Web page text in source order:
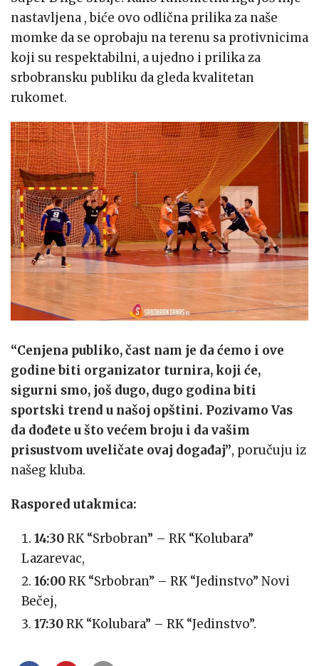
nastavljena , biće ovo odlična prilika za naše
momke da se oprobaju na terenu sa protivnicima
koji su respektabilni, a ujedno i prilika za
srbobransku publiku da gleda kvalitetan
rukomet.
“Cenjena publiko, čast nam je da ćemo i ove
godine biti organizator turnira, koji će,
sigurni smo, još dugo, dugo godina biti
sportski trend u našoj opštini. Pozivamo Vas
da dođete u što većem broju i da vašim
prisustvom uveličate ovaj događaj”, poručuju iz
našeg kluba.
Raspored utakmica:
14:30RK “Srbobran” – RK “Kolubara”
Lazarevac,
16:00RK “Srbobran” – RK “Jedinstvo” Novi
Bečej,
17:30RK “Kolubara” – RK “Jedinstvo”.